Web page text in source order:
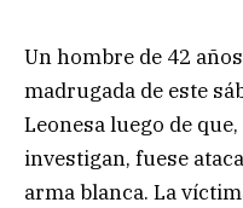
Un hombre de 42
madrugada de este
Leonesa luego de
investigan, fuese
arma blanca. La